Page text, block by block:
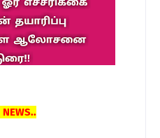
NEWS..